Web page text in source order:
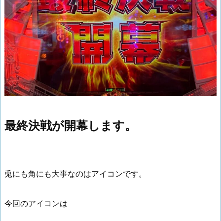
最終決戦が開幕します。
兎にも角にも大事なのはアイコンです。
今回のアイコンは